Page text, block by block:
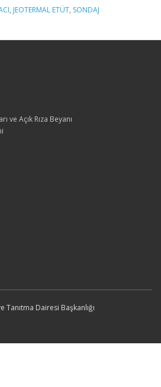
, JEOTERMAL ETÜT, SONDAJ
ve Açık Rıza Beyanı
Dairesi Başkanlığı